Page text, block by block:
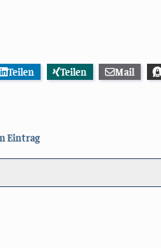
Teilen Teilen Mail
Eintrag